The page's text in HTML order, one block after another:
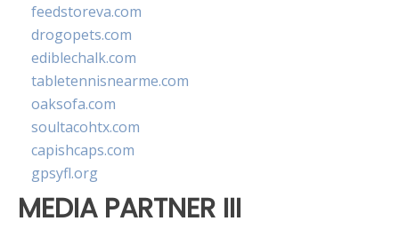
feedstoreva.com
drogopets.com
ediblechalk.com
tabletennisnearme.com
oaksofa.com
soultacohtx.com
capishcaps.com
gpsyfl.org
MEDIA PARTNER III